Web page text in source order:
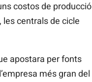
costos de producció
centrals de cicle
apostara per fonts
més gran del